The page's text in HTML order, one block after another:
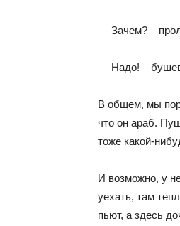
— Зачем? –
— Надо! –
В общем, мы
что он араб.
тоже какой-
И возможно, у
уехать, там
пьют, а здесь